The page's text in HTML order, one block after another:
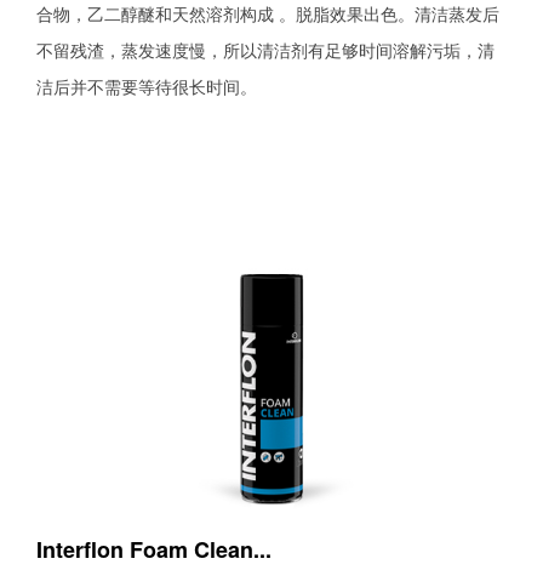
合物，乙二醇醚和天然溶剂构成 。脱脂效果出色。清洁蒸发后
不留残渣，蒸发速度慢，所以清洁剂有足够时间溶解污垢，清
洁后并不需要等待很长时间。
Interflon Foam Clean...